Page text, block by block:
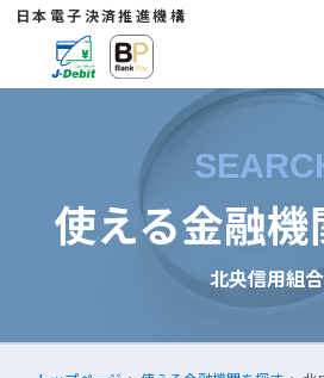
日本電子決済推進機構
使える金融
北央信用組合